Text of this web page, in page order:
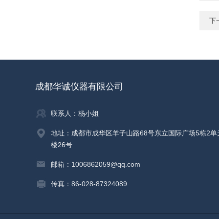
下
成都华诚仪器有限公司
联系人：杨小姐
地址：成都市成华区羊子山路68号东立国际广场5栋2单
楼26号
邮箱：1006862059@qq.com
传真：86-028-87324089